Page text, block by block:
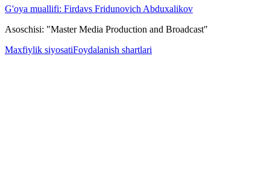
G'oya muallifi: Firdavs Fridunovich Abduxalikov
Asoschisi: "Master Media Production and Broadcast"
Maxfiylik siyosatiFoydalanish shartlari